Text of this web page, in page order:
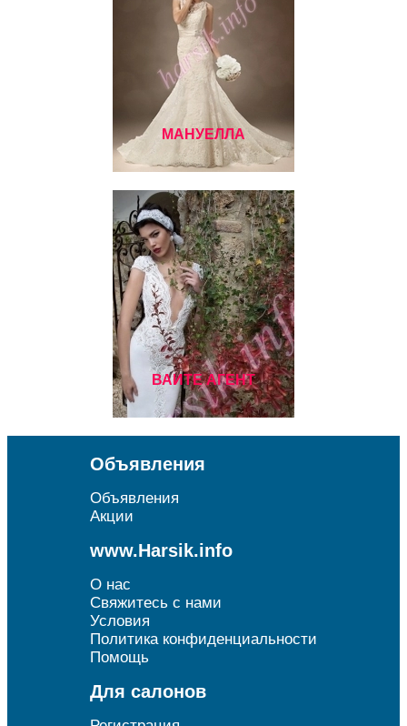
МАНУЕЛЛА
ВАИТЕ АГЕНТ
Объявления
Объявления
Акции
www.Harsik.info
О нас
Свяжитесь с нами
Условия
Политика конфиденциальности
Помощь
Для салонов